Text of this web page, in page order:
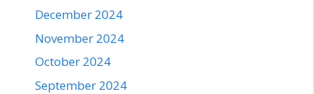
December 2024
November 2024
October 2024
September 2024